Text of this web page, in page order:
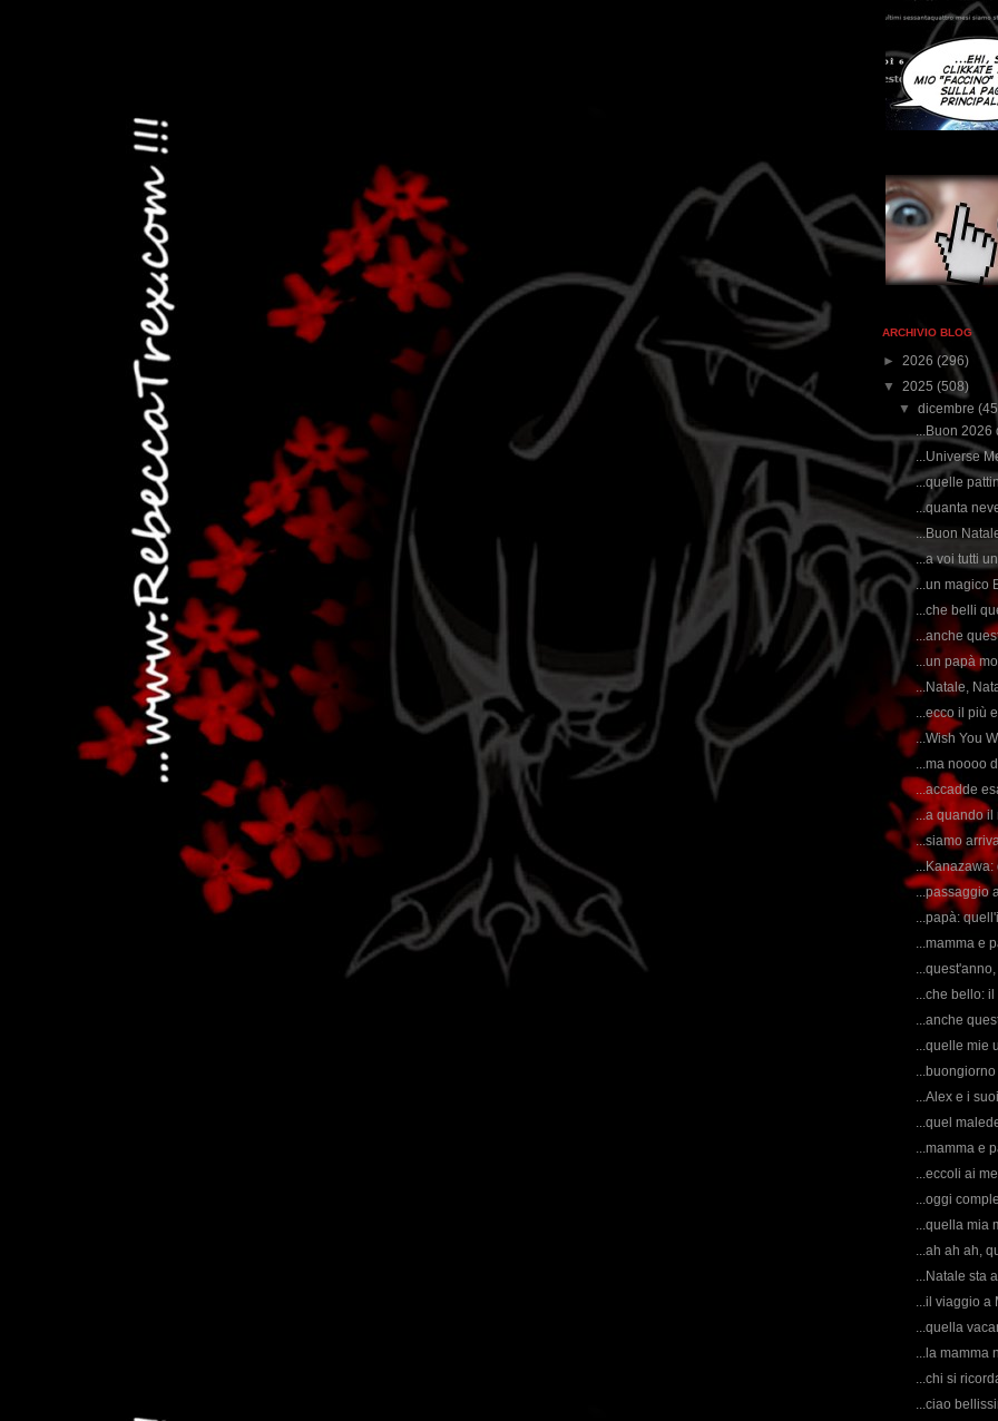
ARCHIVIO BLOG
► 2026 (296)
▼ 2025 (508)
▼dicembre
...Buon 2026
...Universe
...quelle
...quanta
...Buon
...a voi tutti
...un magico
...che belli
...anche
...un papà
...Natale,
...ecco il più
...Wish You
...ma noooo
...accadde
...a quando il
...siamo
...Kanazawa:
...passaggio
...papà:
...mamma e
...che bello:
...anche
...quelle mie
...Alex e i
...quel
...mamma e
...eccoli ai
...oggi
...quella mia
...ah ah ah,
...Natale sta
...il viaggio a
...quella
...la mamma
...chi si
...ciao